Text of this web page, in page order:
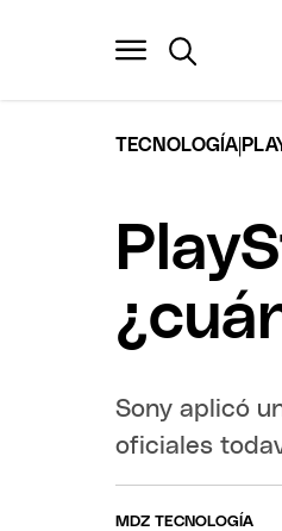
TECNOLOGÍA
Sony aplicó
oficiales
MDZ TECNOLOGÍA